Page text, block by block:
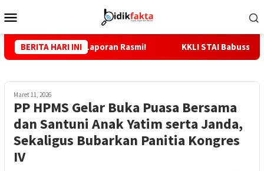
ke
Mobile
BERITA HARI INI
Tunggu Laporan Rasmi! KKLI STAI Babussalam Sula
Maret 11, 2026
PP HPMS Gelar Buka Puasa Bersama
dan Santuni Anak Yatim serta Janda,
Sekaligus Bubarkan Panitia Kongres
IV